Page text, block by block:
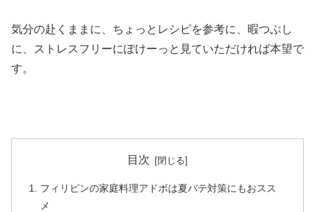
気分の赴くままに、ちょっとレシピを参考に、暇つぶし
に、ストレスフリーにぽけーっと見ていただければ本望で
す。
目次
フィリピンの家庭料理アドボは夏バテ対策にもおスス
メ